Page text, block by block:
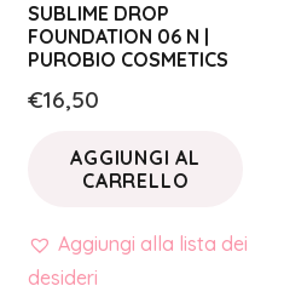
SUBLIME DROP
FOUNDATION 06 N |
PUROBIO COSMETICS
€16,50
AGGIUNGI AL
CARRELLO
Aggiungi alla lista dei
desideri